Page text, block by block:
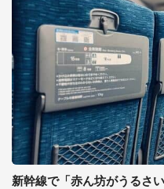
新幹線で「赤ん坊がうるさ